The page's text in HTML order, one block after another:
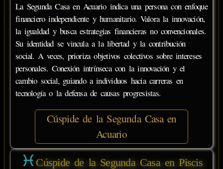
La Segunda Casa en Acuario indica una persona con enfoque
financiero independiente y humanitario. Valora la innovación,
la igualdad y busca estrategias financieras no convencionales.
Su identidad se vincula a la libertad y la contribución
social. A veces, prioriza objetivos colectivos sobre intereses
personales. Conexión intrínseca con la innovación y el
cambio social, guiando a individuos hacia carreras en
tecnología o la defensa de causas progresistas.
Cúspide de la Segunda Casa en
Acuario
Cúspide de la Segunda Casa en Piscis